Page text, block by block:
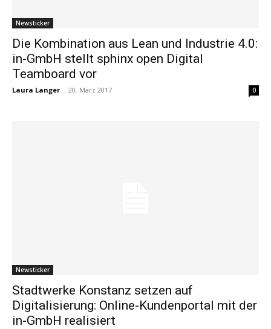
Newsticker
Die Kombination aus Lean und Industrie 4.0:
in-GmbH stellt sphinx open Digital
Teamboard vor
Laura Langer - 20. März 2017 0
Newsticker
Stadtwerke Konstanz setzen auf
Digitalisierung: Online-Kundenportal mit der
in-GmbH realisiert